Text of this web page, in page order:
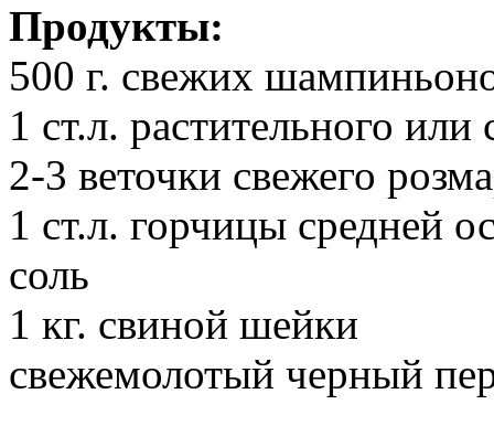
Продукты:
500 г. свежих
1 ст.л. растительного
2-3 веточки свежего
1 cт.л. горчицы средней
соль
1 кг. свиной шейки
свежемолотый черный